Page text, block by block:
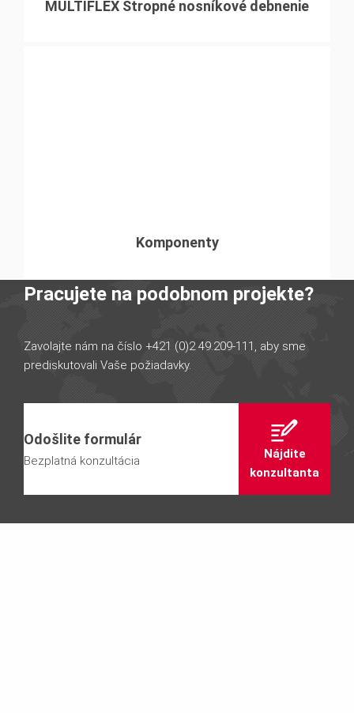
MULTIFLEX Stropné nosníkové debnenie
Komponenty
Pracujete na podobnom projekte?
Zavolajte nám na číslo +421 (0)2 49.209-111, aby sme
prediskutovali Vaše požiadavky.
Odošlite formulár
Bezplatná konzultácia
Nájdite
konzultanta